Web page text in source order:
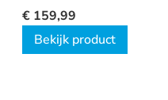
schoenen
€ 159,99
Bekijk product